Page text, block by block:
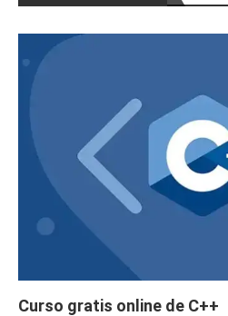
Curso gratis online de C++